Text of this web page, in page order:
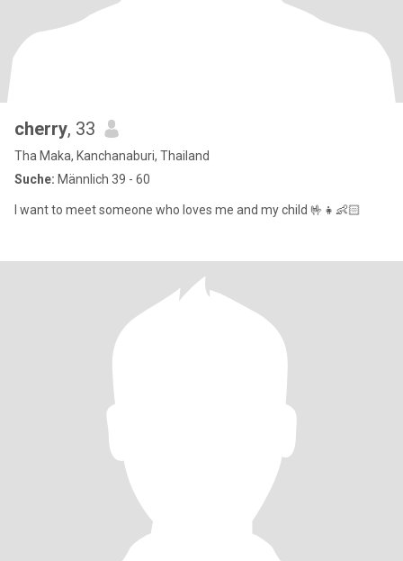
cherry, 33
Tha Maka, Kanchanaburi, Thailand
Suche: Männlich 39 - 60
I want to meet someone who loves me and my child 🤟👧👶🏻